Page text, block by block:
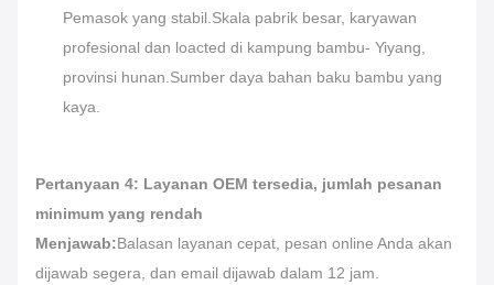
Pemasok yang stabil.Skala pabrik besar, karyawan
profesional dan loacted di kampung bambu- Yiyang,
provinsi hunan.Sumber daya bahan baku bambu yang
kaya.
Pertanyaan 4: Layanan OEM tersedia, jumlah pesanan
minimum yang rendah
Menjawab:Balasan layanan cepat, pesan online Anda akan
dijawab segera, dan email dijawab dalam 12 jam.